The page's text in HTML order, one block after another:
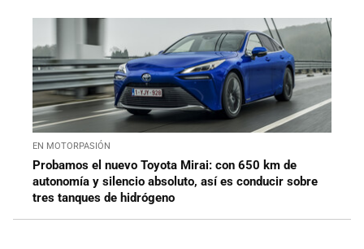
EN MOTORPASIÓN
Probamos el nuevo Toyota Mirai: con 650 km de
autonomía y silencio absoluto, así es conducir sobre
tres tanques de hidrógeno